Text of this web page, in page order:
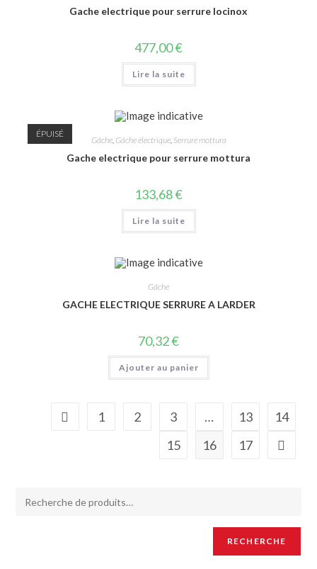
Gache electrique pour serrure locinox
477,00€
Lire la suite
ÉPUISÉ
Gâche, Gâche électrique, Serrure mottura
Gache electrique pour serrure mottura
133,68€
Lire la suite
Gâche
GACHE ELECTRIQUE SERRURE A LARDER
70,32€
Ajouter au panier
1 2 3 … 13
14
15
16 17
RECHERCHE